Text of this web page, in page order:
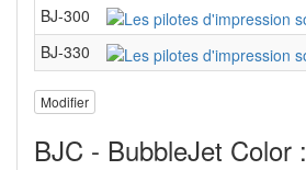
BJ-300
BJ-330
Modifier
BJC - BubbleJet Color :